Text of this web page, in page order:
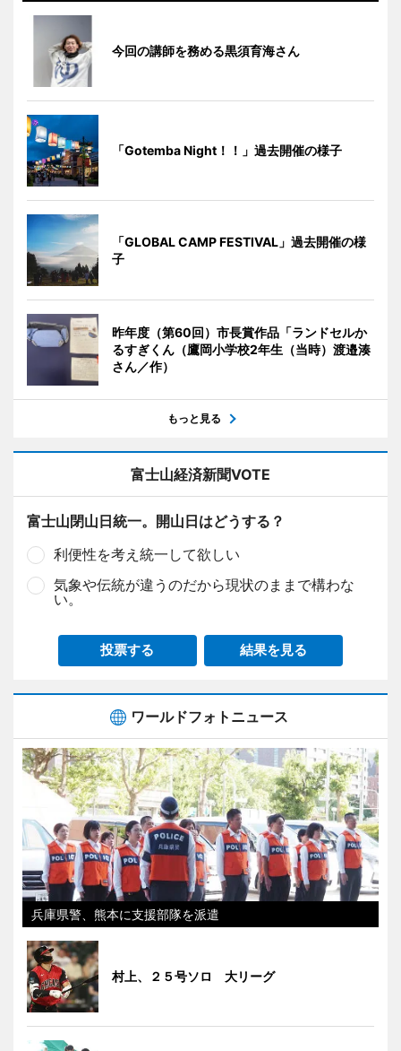
今回の講師を務める黒須育海さん
「Gotemba Night！！」過去開催の様子
「GLOBAL CAMP FESTIVAL」過去開催の様
子
昨年度（第60回）市長賞作品「ランドセルか
るすぎくん（鷹岡小学校2年生（当時）渡邉湊
さん／作）
もっと見る
富士山経済新聞VOTE
富士山閉山日統一。開山日はどうする？
利便性を考え統一して欲しい
気象や伝統が違うのだから現状のままで構わな
い。
投票する 結果を見る
ワールドフォトニュース
兵庫県警、熊本に支援部隊を派遣
村上、２５号ソロ 大リーグ